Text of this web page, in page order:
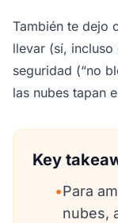
También te dejo
llevar (sí,
seguridad (“no
las nubes tapan
Key
•Para
nubes,